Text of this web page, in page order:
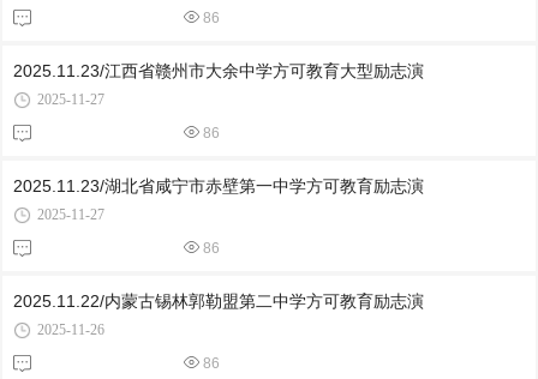
86
2025.11.23/江西省赣州市大余中学方可教育大型励志演
2025-11-27
86
2025.11.23/湖北省咸宁市赤壁第一中学方可教育励志演
2025-11-27
86
2025.11.22/内蒙古锡林郭勒盟第二中学方可教育励志演
2025-11-26
86